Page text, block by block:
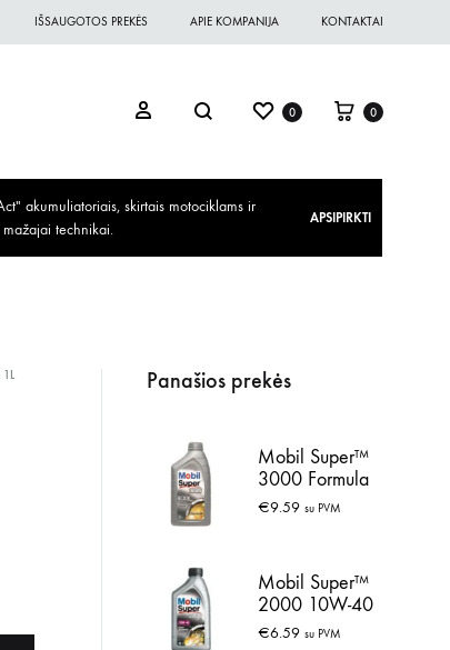
IŠSAUGOTOS PREKĖS APIE KOMPANIJA KONTAKTAI
0 0
akumuliatoriais, skirtais motociklams ir
mažajai technikai.
APSIPIRKTI
Panašios prekės
Mobil Super™
3000 Formula
VC 0W-30 1L
€9.59 su PVM
Mobil Super™
2000 10W-40
1L
€6.59 su PVM